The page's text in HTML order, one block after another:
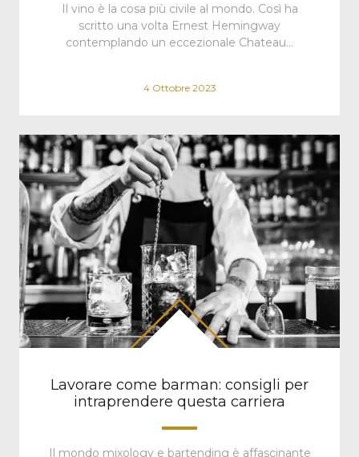
Il vino è la cosa più civile al mondo. Così ha
scritto una volta Ernest Hemingway
contemplando un eccezionale Chateau…
4 Ottobre 2023
Lavorare come barman: consigli per
intraprendere questa carriera
Il mondo mixology e bartending è affascinante